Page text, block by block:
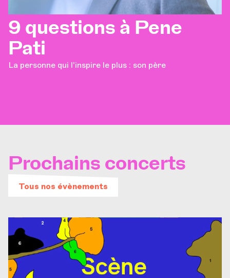
9 questions à Pene
Pati
La personne qui l'inspire le plus : son père
Prochains concerts
Tous nos évènements